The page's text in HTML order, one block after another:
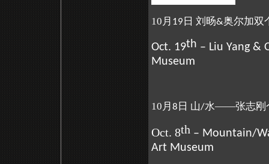
10月 19 日 刘旸&奥尔加双
Oct. 19th – Liu Yang &
Museum
10月 8 日 山/水——张志刚
Oct. 8th – Mountain/
Art Museum